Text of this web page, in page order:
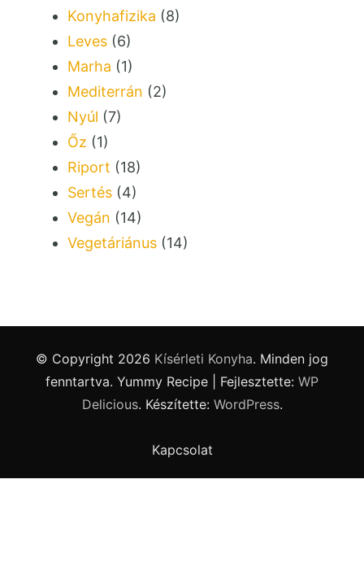
Konyhafizika (8)
Leves (6)
Marha (1)
Mediterrán (2)
Nyúl (7)
Őz (1)
Riport (18)
Sertés (4)
Vegán (14)
Vegetáriánus (14)
© Copyright 2026 Kísérleti Konyha. Minden jog
fenntartva. Yummy Recipe | Fejlesztette: WP
Delicious. Készítette: WordPress.
Kapcsolat